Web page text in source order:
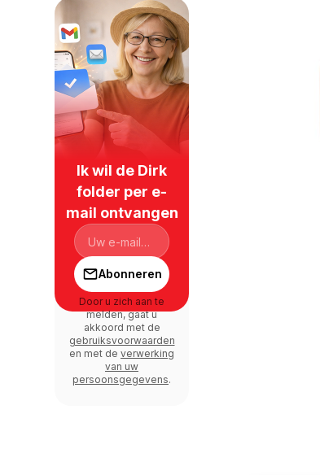
Ik wil de Dirk
folder per e-
mail ontvangen
Abonneren
Door u zich aan te
melden, gaat u
akkoord met de
gebruiksvoorwaarden
en met de verwerking
van uw
persoonsgegevens.